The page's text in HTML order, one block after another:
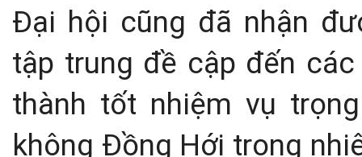
Đại hội cũng đã nhận
tập trung đề cập đến
thành tốt nhiệm vụ
không Đồng Hới trong